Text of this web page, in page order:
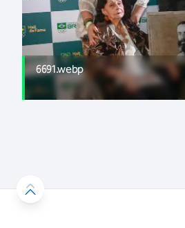
6691.webp